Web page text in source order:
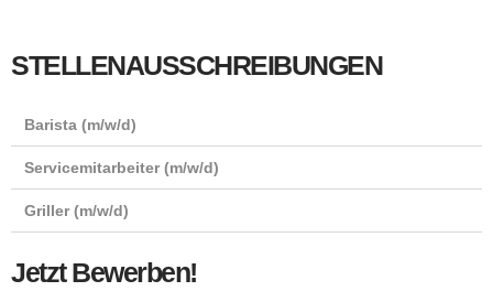
STELLENAUSSCHREIBUNGEN
Barista (m/w/d)
Servicemitarbeiter (m/w/d)
Griller (m/w/d)
Jetzt Bewerben!